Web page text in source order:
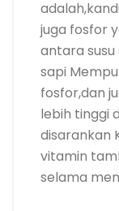
juga fosfor
antara susu
sapi
fosfor,dan
lebih tinggi
disarankan
vitamin
selama